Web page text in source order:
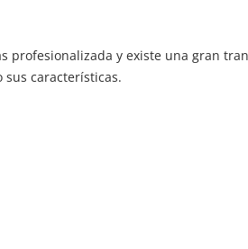
profesionalizada y existe una gran
características.